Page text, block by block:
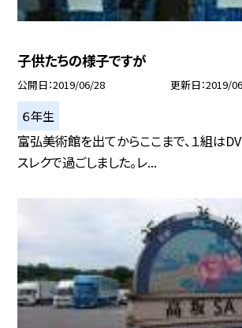
子供たちの様子ですが
公開日 2019/06/28 更新日 2019/
６年生
富弘美術館を出てからここまで、１組は
スレクで過ごしました。レ...